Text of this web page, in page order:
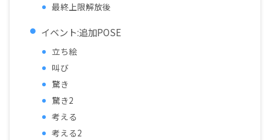
最終上限解放後
イベント:追加POSE
立ち絵
叫び
驚き
驚き2
考える
考える2